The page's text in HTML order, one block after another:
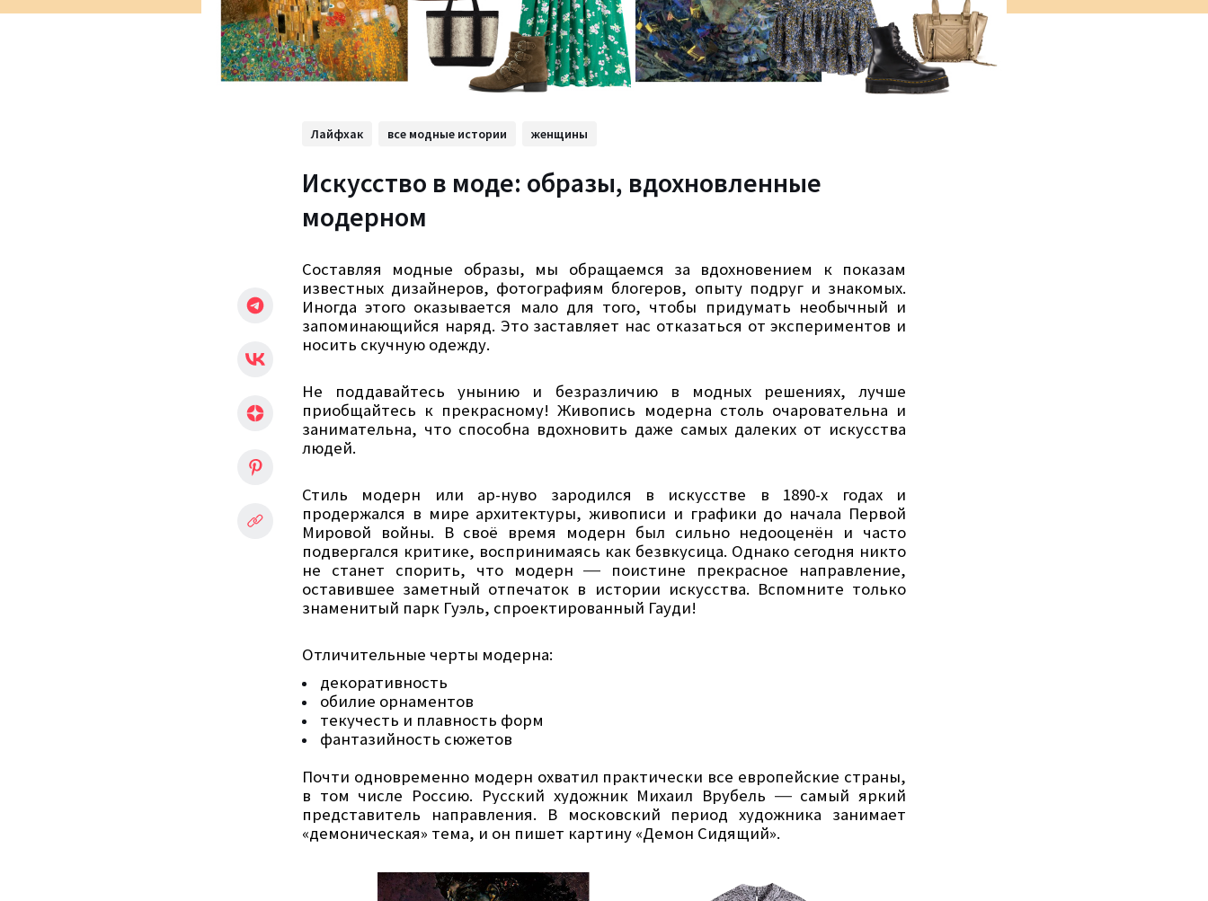
Лайфхак все модные истории женщины
Искусство в моде: образы, вдохновленные
модерном
Составляя модные образы, мы обращаемся за вдохновением к показам
известных дизайнеров, фотографиям блогеров, опыту подруг и знакомых.
Иногда этого оказывается мало для того, чтобы придумать необычный и
запоминающийся наряд. Это заставляет нас отказаться от экспериментов и
носить скучную одежду.
Не поддавайтесь унынию и безразличию в модных решениях, лучше
приобщайтесь к прекрасному! Живопись модерна столь очаровательна и
занимательна, что способна вдохновить даже самых далеких от искусства
людей.
Стиль модерн или ар-нуво зародился в искусстве в 1890-х годах и
продержался в мире архитектуры, живописи и графики до начала Первой
Мировой войны. В своё время модерн был сильно недооценён и часто
подвергался критике, воспринимаясь как безвкусица. Однако сегодня никто
не станет спорить, что модерн— поистине прекрасное направление,
оставившее заметный отпечаток в истории искусства. Вспомните только
знаменитый парк Гуэль, спроектированный Гауди!
Отличительные черты модерна:
декоративность
обилие орнаментов
текучесть и плавность форм
фантазийность сюжетов
Почти одновременно модерн охватил практически все европейские страны,
в том числе Россию. Русский художник Михаил Врубель —самый яркий
представитель направления. В московский период художника занимает
«демоническая» тема, и он пишет картину «Демон Сидящий».